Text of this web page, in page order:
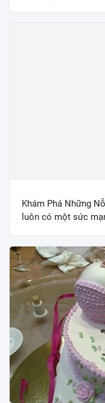
Khám Phá Những
luôn có một sức